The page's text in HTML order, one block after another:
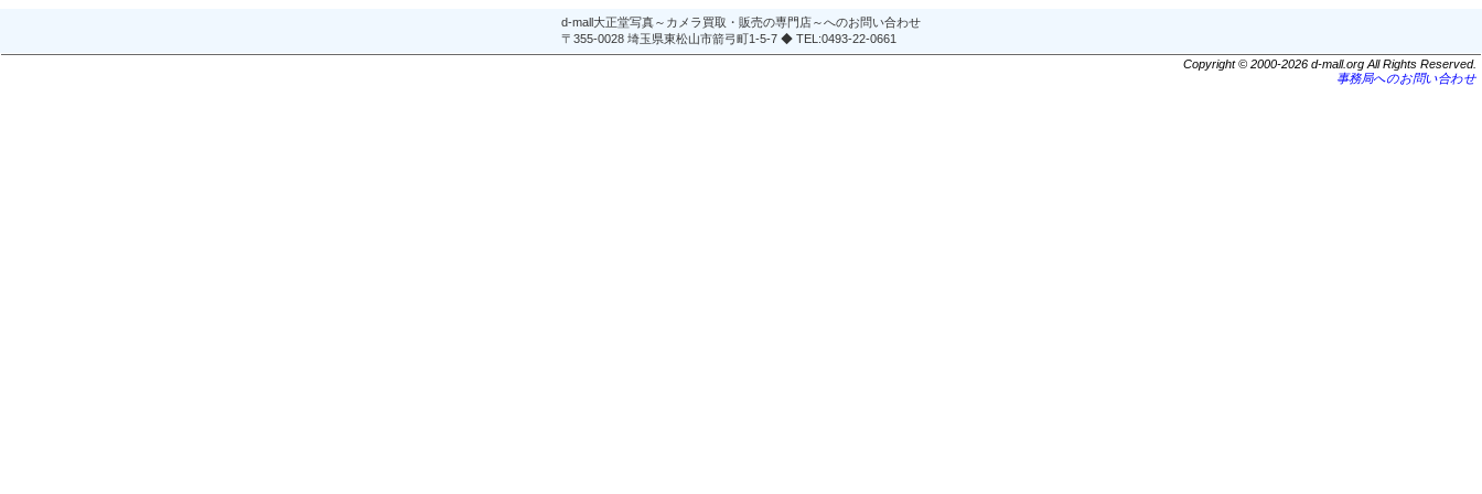
d-mall大正堂写真～カメラ買取・販売の専門店～へのお問い合わせ
〒355-0028 埼玉県東松山市箭弓町1-5-7 ◆ TEL:0493-22-0661
Copyright © 2000-2026 d-mall.org All Rights Reserved.
事務局へのお問い合わせ